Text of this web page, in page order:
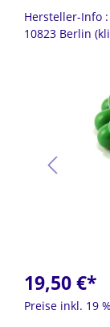
Hersteller-Info :
10823 Berlin
19,50 €*
Preise inkl. 19